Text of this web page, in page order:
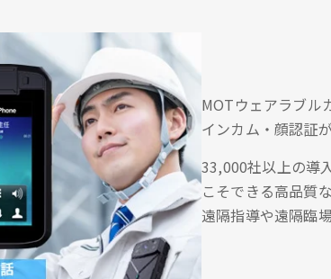
MOTウェアラブル
インカム・顔認証
33,000社以上の導
こそできる高品質
遠隔指導や遠隔臨